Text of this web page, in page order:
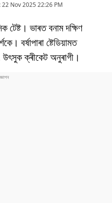
22 Nov 2025 22:26 PM
টেষ্ট। ভাৰত বনাম দক্ষিণ
বৰ্ষাপাৰা ষ্টেডিয়ামত
উৎসুক ক্ৰীকেট অনুৰাগী।